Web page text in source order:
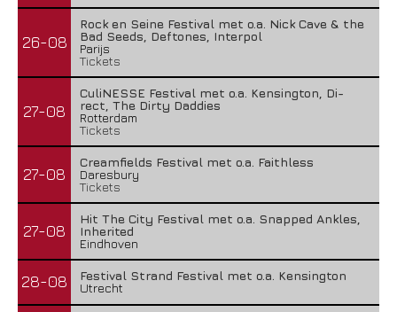
26-08
Rock en Seine Festival met o.a. Nick Cave & the
Bad Seeds, Deftones, Interpol
Parijs
Tickets
27-08
CuliNESSE Festival met o.a. Kensington, Di-
rect, The Dirty Daddies
Rotterdam
Tickets
27-08
Creamfields Festival met o.a. Faithless
Daresbury
Tickets
27-08
Hit The City Festival met o.a. Snapped Ankles,
Inherited
Eindhoven
28-08
Festival Strand Festival met o.a. Kensington
Utrecht